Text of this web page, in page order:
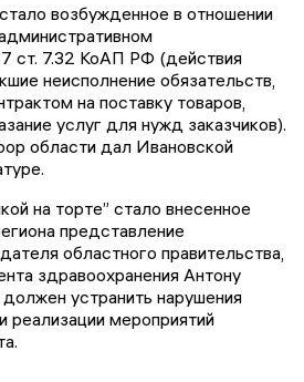
возбужденное в отношении
7 ст. 7.32 КоАП РФ (действия
неисполнение обязательств,
на поставку товаров,
услуг для нужд заказчиков).
области дал Ивановской
на торте” стало внесенное
представление
областного правительства,
здравоохранения Антону
устранить нарушения
реализации мероприятий